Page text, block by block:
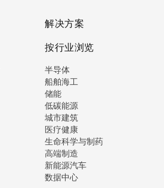
解决方案
按行业浏览
半导体
船舶海工
储能
低碳能源
城市建筑
医疗健康
生命科学与制药
高端制造
新能源汽车
数据中心